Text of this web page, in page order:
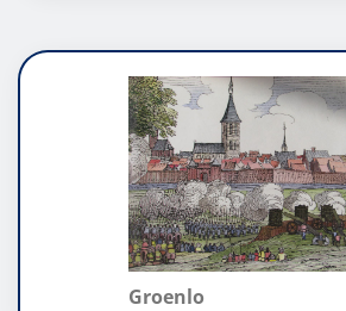
Groenlo